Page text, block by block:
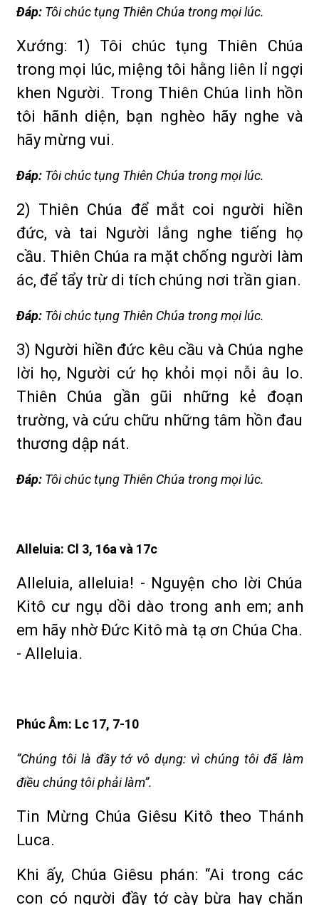
Ðáp: Tôi chúc tụng Thiên Chúa trong mọi lúc.
Xướng: 1) Tôi chúc tụng Thiên Chúa
trong mọi lúc, miệng tôi hằng liên lỉ ngợi
khen Người. Trong Thiên Chúa linh hồn
tôi hãnh diện, bạn nghèo hãy nghe và
hãy mừng vui.
Ðáp: Tôi chúc tụng Thiên Chúa trong mọi lúc.
2) Thiên Chúa để mắt coi người hiền
đức, và tai Người lắng nghe tiếng họ
cầu. Thiên Chúa ra mặt chống người làm
ác, để tẩy trừ di tích chúng nơi trần gian.
Ðáp: Tôi chúc tụng Thiên Chúa trong mọi lúc.
3) Người hiền đức kêu cầu và Chúa nghe
lời họ, Người cứ họ khỏi mọi nỗi âu lo.
Thiên Chúa gần gũi những kẻ đoạn
trường, và cứu chữu những tâm hồn đau
thương dập nát.
Ðáp: Tôi chúc tụng Thiên Chúa trong mọi lúc.
Alleluia: Cl 3, 16a và 17c
Alleluia, alleluia! - Nguyện cho lời Chúa
Kitô cư ngụ dồi dào trong anh em; anh
em hãy nhờ Ðức Kitô mà tạ ơn Chúa Cha.
- Alleluia.
Phúc Âm: Lc 17, 7-10
“Chúng tôi là đầy tớ vô dụng: vì chúng tôi đã làm
điều chúng tôi phải làm”.
Tin Mừng Chúa Giêsu Kitô theo Thánh
Luca.
Khi ấy, Chúa Giêsu phán: “Ai trong các
con có người đầy tớ cày bừa hay chăn